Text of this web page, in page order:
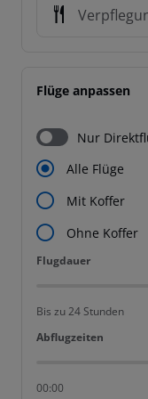
Flüge anpassen
Nur
Alle Flüge
Mit Koffer
Ohne Koffer
Flugdauer
Flugdauer
Bis zu 24 Stunden
Abflugzeiten
Abflugzeiten
00:00